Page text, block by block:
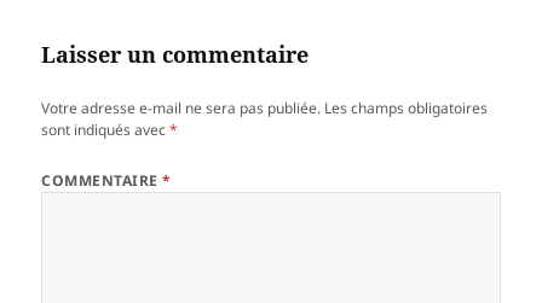
Laisser un commentaire
Votre adresse e-mail ne sera pas publiée. Les champs obligatoires
sont indiqués avec*
COMMENTAIRE*